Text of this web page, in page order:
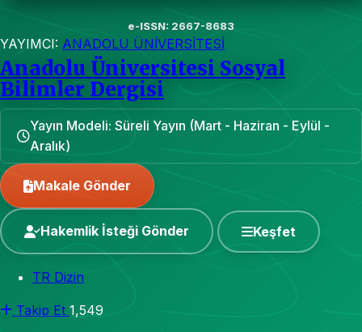
e-ISSN: 2667-8683
YAYIMCI: ANADOLU ÜNİVERSİTESİ
Anadolu Üniversitesi Sosyal
Bilimler Dergisi
Yayın Modeli: Süreli Yayın (Mart - Haziran - Eylül -
Aralık)
Makale Gönder
Hakemlik İsteği Gönder Keşfet
TR Dizin
Takip Et 1,549